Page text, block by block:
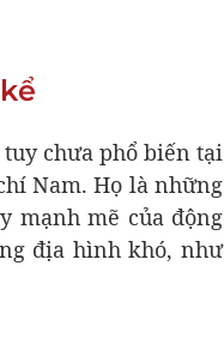
KITS
tuy chưa phổ biến tại
Nam. Họ là những
mạnh mẽ của động
địa hình khó, như